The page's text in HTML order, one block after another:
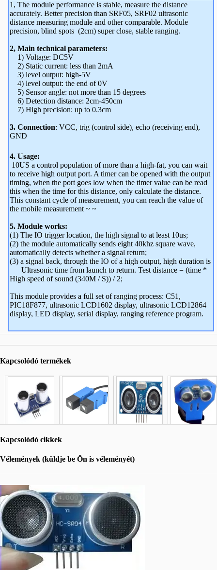
1, The module performance is stable, measure the distance
accurately. Better precision than SRF05, SRF02 ultrasonic
distance measuring module and other comparable. Module
precision, blind spots (2cm) super close, stable ranging.
2, Main technical parameters:
1) Voltage: DC5V
2) Static current: less than 2mA
3) level output: high-5V
4) level output: the end of 0V
5) Sensor angle: not more than 15 degrees
6) Detection distance: 2cm-450cm
7) High precision: up to 0.3cm
3. Connection: VCC, trig (control side), echo (receiving end),
GND
4. Usage:
10US a control population of more than a high-fat, you can wait
to receive high output port. A timer can be opened with the output
timing, when the port goes low when the timer value can be read
this when the time for this distance, only calculate the distance.
This constant cycle of measurement, you can reach the value of
the mobile measurement ~ ~
5. Module works:
(1) The IO trigger location, the high signal to at least 10us;
(2) the module automatically sends eight 40khz square wave,
automatically detects whether a signal return;
(3) a signal back, through the IO of a high output, high duration is
Ultrasonic time from launch to return. Test distance = (time *
High speed of sound (340M / S)) / 2;
This module provides a full set of ranging process: C51,
PIC18F877, ultrasonic LCD1602 display, ultrasonic LCD12864
display, LED display, serial display, ranging reference program.
Kapcsolódó termékek
Kapcsolódó cikkek
Vélemények (küldje be Ön is véleményét)